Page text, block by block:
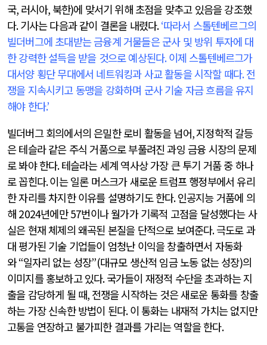
국, 러시아, 북한)에 맞서기 위해 초점을 맞추고 있음을 강조했
다.기사는 다음과 같이 결론을 내렸다.‘따라서 스톨텐베르그의
빌더버그에 초대받는 금융계 거물들은 군사 및 방위 투자에 대
한 강력한 설득을 받을 것으로 예상된다.이제 스톨텐베르그가
대서양 횡단 무대에서 네트워킹과 사교 활동을 시작할 때다.전
쟁을 지속시키고 동맹을 강화하며 군사 기술 자금 흐름을 유지
해야 한다.’
빌더버그 회의에서의 은밀한 로비 활동을 넘어,지정학적 갈등
은 테슬라 같은 주식 거품으로 부풀려진 과잉 금융 시장의 문제
로 봐야 한다.테슬라는 세계 역사상 가장 큰 투기 거품 중 하나
로 꼽힌다.이는 일론 머스크가 새로운 트럼프 행정부에서 유리
한 자리를 차지한 이유를 설명하기도 한다.인공지능 거품에 의
해 2024년에만57번이나 월가가 기록적 고점을 달성했다는 사
실은 현재 체제의 왜곡된 본질을 단적으로 보여준다.극도로 과
대 평가된 기술 기업들이 엄청난 이익을 창출하면서 자동화
와“일자리 없는 성장”(대규모 생산적 임금 노동 없는 성장)의
이미지를 홍보하고 있다.국가들이 재정적 수단을 초과하는 지
출을 감당하게 될 때, 전쟁을 시작하는 것은 새로운 통화를 창출
하는 가장 신속한 방법이 된다.이 통화는 내재적 가치는 없지만
고통을 연장하고 불가피한 결과를 가리는 역할을 한다.